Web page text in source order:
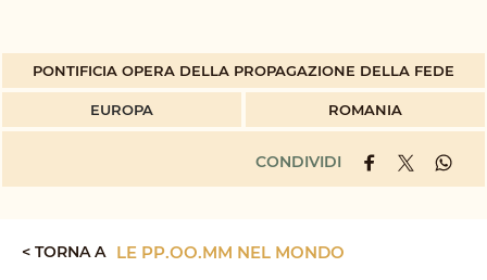
PONTIFICIA OPERA DELLA PROPAGAZIONE DELLA FEDE
EUROPA ROMANIA
CONDIVIDI
< TORNA A LE PP.OO.MM NEL MONDO